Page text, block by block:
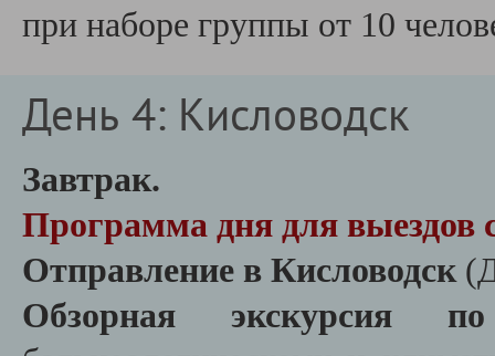
при наборе группы от 10
День 4: Кисловодск
Завтрак.
Программа дня для выездов
Отправление в Кисловодск
Обзорная экскурсия по